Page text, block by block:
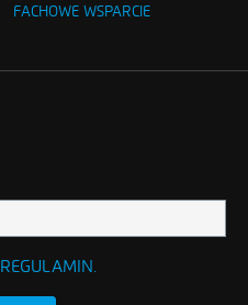
FACHOWE WSPARCIE
REGULAMIN